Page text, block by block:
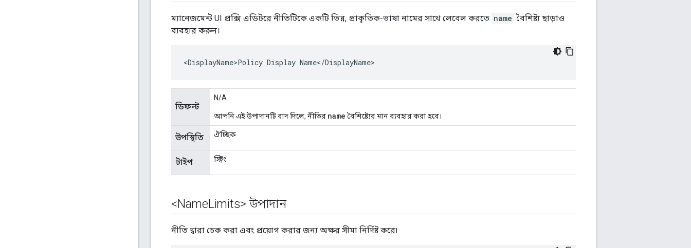
ম্যানেজমেন্ট UI প্রক্সি এডিটরে নীতিটিকে একটি ভিন্ন, প্রাকৃতিক-ভাষা নামের সাথে লেবেল করতে name বৈশিষ্ট্য ছাড়াও
ব্যবহার করুন।
<DisplayName>Policy Display Name</DisplayName>
ডিফল্ট
N/A
আপনি এই উপাদানটি বাদ দিলে, নীতির name বৈশিষ্ট্যের মান ব্যবহার করা হবে।
উপস্থিতি ঐচ্ছিক
টাইপ স্ট্রিং
<NameLimits> উপাদান
নীতি দ্বারা চেক করা এবং প্রয়োগ করার জন্য অক্ষর সীমা নির্দিষ্ট করে৷